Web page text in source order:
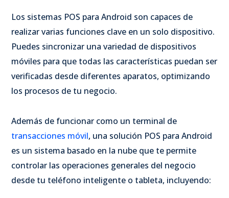
Los sistemas POS para Android son capaces de
realizar varias funciones clave en un solo dispositivo.
Puedes sincronizar una variedad de dispositivos
móviles para que todas las características puedan ser
verificadas desde diferentes aparatos, optimizando
los procesos de tu negocio.
Además de funcionar como un terminal de
transacciones móvil, una solución POS para Android
es un sistema basado en la nube que te permite
controlar las operaciones generales del negocio
desde tu teléfono inteligente o tableta, incluyendo: